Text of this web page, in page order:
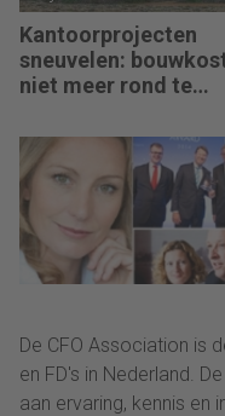
Kantoorprojecten
sneuvelen:
niet meer rond te
De CFO Association is
en FD's in Nederland.
aan ervaring, kennis en